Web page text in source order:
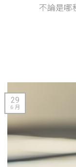
不論是哪
29
6 月